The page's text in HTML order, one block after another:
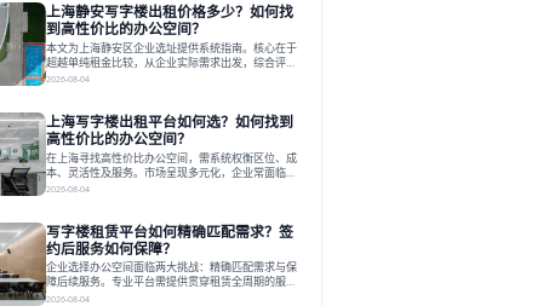
上海静安写字楼出租价格多少？如何找
到高性价比的办公空间？
本文为上海静安区企业选址提供系统指南。核心在于
超越单纯租金比较，从企业实际需求出发，综合评估
交通、硬件、空间弹性、配套服务及产业生态等多维
升性价比，并通过不同规模企业的实际案例加以说
明。之后指出，专业运营服务商提供的稳定环境、社
群活动与产业集聚等增值服务，是很大化空间价值、
助力企业成长的关键。对于许多在
2026-08-04
上海写字楼出租平台如何选？如何找到
高性价比的办公空间？
在上海寻找高性价比办公空间，需系统权衡区位、成
本、灵活性及服务。市场呈现多元化，企业常面临租
赁流程复杂、隐性成本高等挑战。选择平台时，应评
区、灵活产品和丰富配套，满足不同企业需求。企业
应明确自身需求，实地考察，选择能支持长期发展、
提升竞争力的办公空间。在上海寻找合适的办公空
间，对于企业行政负责人、中小企业主
2026-08-04
写字楼租赁平台如何精确匹配需求？签
约后服务如何保障？
企业选择办公空间面临两大挑战：精确匹配需求与保
障后续服务。专业平台需提供贯穿租赁全周期的服
务，将企业从非核心事务中解放。精确匹配需结合企
2026-08-04